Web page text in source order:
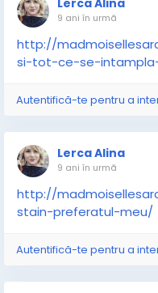
Lerca Alina
9 ani în urmă
http://
si-tot-ce-se-
Autentifică-te pentru a
Lerca Alina
9 ani în urmă
http://
stain-preferatul-meu/
Autentifică-te pentru a